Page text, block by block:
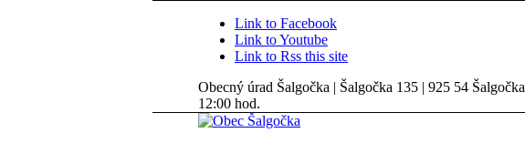
Link to Facebook
Link to Youtube
Link to Rss this site
Obecný úrad Šalgočka | Šalgočka 135 | 925 54
12:00 hod.